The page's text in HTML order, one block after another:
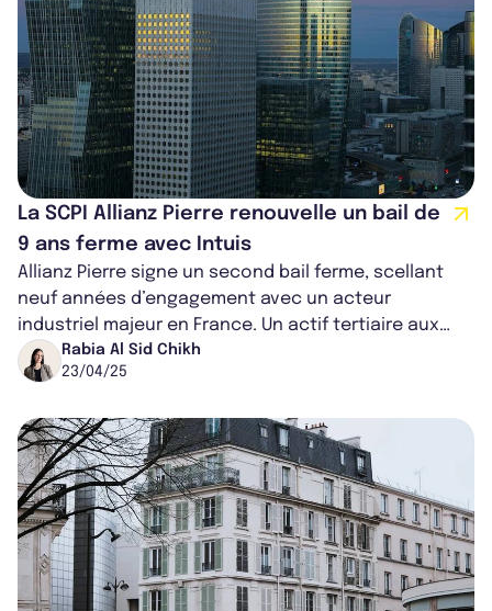
La SCPI Allianz Pierre renouvelle un bail de
9 ans ferme avec Intuis
Allianz Pierre signe un second bail ferme, scellant
neuf années d’engagement avec un acteur
industriel majeur en France. Un actif tertiaire aux
atouts remarquables : une localisati...
Rabia Al Sid Chikh
23/04/25